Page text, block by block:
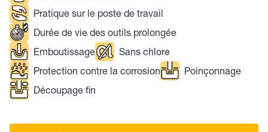
Pratique sur le poste de travail
Durée de vie des outils prolongée
Emboutissage
Sans chlore
Protection contre la corrosion
Poinçonnage
Découpage fin